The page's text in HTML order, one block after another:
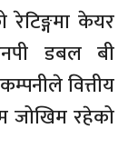
केयर
डबल बी
वित्तीय
जोखिम रहेको